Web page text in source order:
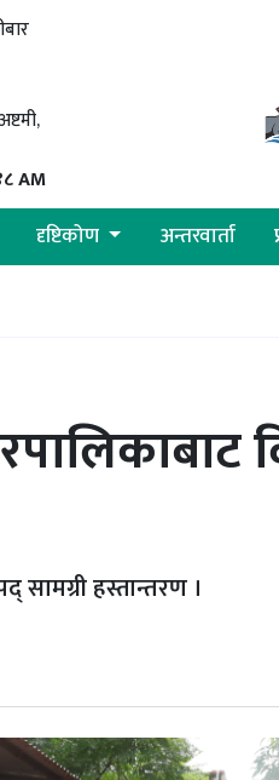
AM
दृष्टिकोण अन्तरवार्ता
सामग्री हस्तान्तरण ।